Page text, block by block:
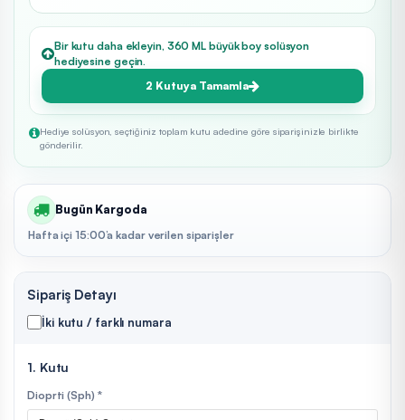
Bir kutu daha ekleyin, 360 ML büyük boy solüsyon
hediyesine geçin.
2 Kutuya Tamamla
Hediye solüsyon, seçtiğiniz toplam kutu adedine göre siparişinizle birlikte
gönderilir.
Bugün Kargoda
Hafta içi 15:00’a kadar verilen siparişler
Sipariş Detayı
İki kutu / farklı numara
1. Kutu
Dioprti (Sph) *